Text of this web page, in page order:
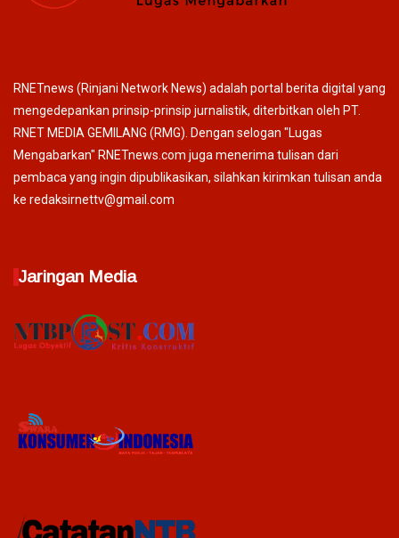
RNETnews (Rinjani Network News) adalah portal berita digital yang
mengedepankan prinsip-prinsip jurnalistik, diterbitkan oleh PT.
RNET MEDIA GEMILANG (RMG). Dengan selogan "Lugas
Mengabarkan" RNETnews.com juga menerima tulisan dari
pembaca yang ingin dipublikasikan, silahkan kirimkan tulisan anda
ke redaksirnettv@gmail.com
Jaringan Media